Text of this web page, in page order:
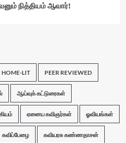
நித்தியம் ஆவார்!
HOME-LIT PEER REVIEWED
ஆய்வுக் கட்டுரைகள்
ஏனைய கவிஞர்கள் ஓவியங்கள்
கவிப்பேழை கவியரசு கண்ணதாசன்